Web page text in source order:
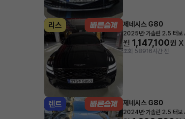
리스 제네시스 G80
2025년·가솔린 2.5 터보
월 1,147,100원 X
조회 58916시간 전
렌트 제네시스 G80
2024년·가솔린 2.5 터보